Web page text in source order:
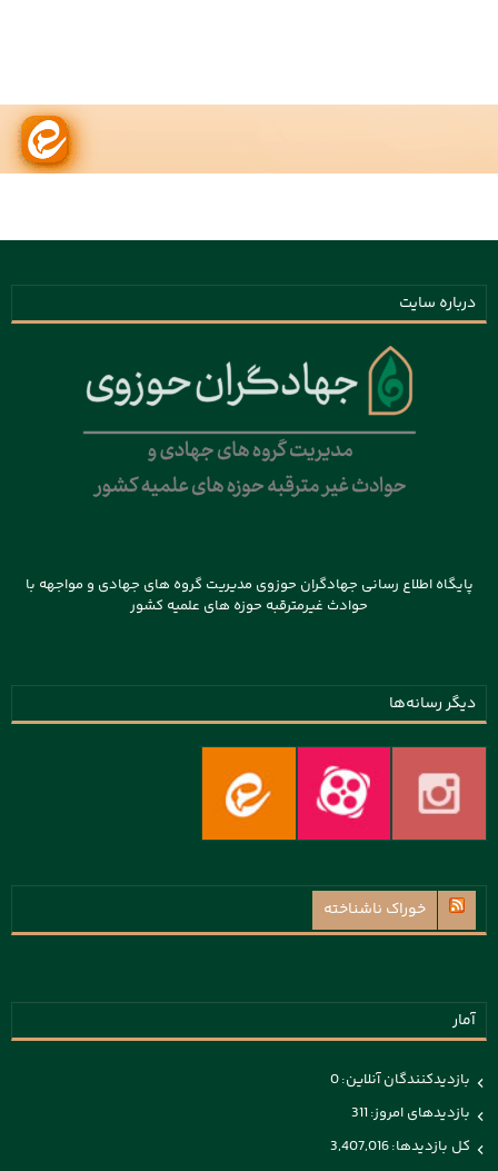
درباره سایت
پایگاه اطلاع رسانی جهادگران حوزوی مدیریت گروه های جهادی و مواجهه با
حوادث غیرمترقبه حوزه های علمیه کشور
دیگر رسانه‌ها
خوراک ناشناخته
آمار
بازدیدکنندگان آنلاین:0
بازدیدهای امروز:311
کل بازدیدها:3,407,016